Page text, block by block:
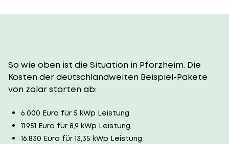
So wie oben ist die Situation in Pforzheim. Die
Kosten der deutschlandweiten Beispiel-Pakete
von zolar starten ab:
6.000 Euro für 5 kWp Leistung
11.951 Euro für 8,9 kWp Leistung
16.830 Euro für 13,35 kWp Leistung